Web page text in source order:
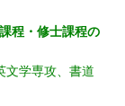
程・修士課程の
文学専攻、書道